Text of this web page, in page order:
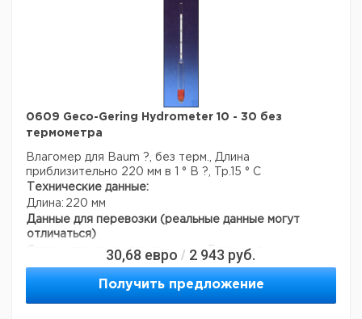
0609 Geco-Gering Hydrometer 10 - 30 без
термометра
Влагомер для Baum ?, без терм., Длина
приблизительно 220 мм в 1 ° B ?, Tp.15 ° C
Технические данные:
Длина: 220 мм
Данные для перевозки (реальные данные могут
отличаться)
Страна происхождения:
Германия
Страна происхождения:
Гессе
Темп. режим транспортировки:10-50
30,68 евро / 2 943 руб.
Получить предложение